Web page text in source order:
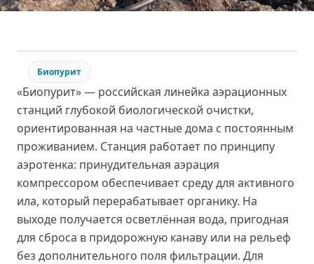
Биопурит
«Биопурит» — российская линейка аэрационных
станций глубокой биологической очистки,
ориентированная на частные дома с постоянным
проживанием. Станция работает по принципу
аэротенка: принудительная аэрация
компрессором обеспечивает среду для активного
ила, который перерабатывает органику. На
выходе получается осветлённая вода, пригодная
для сброса в придорожную канаву или на рельеф
без дополнительного поля фильтрации. Для